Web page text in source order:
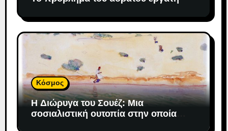
Κόσμος
H Διώρυγα του Σουέζ: Μια
σοσιαλιστική ουτοπία στην οποία